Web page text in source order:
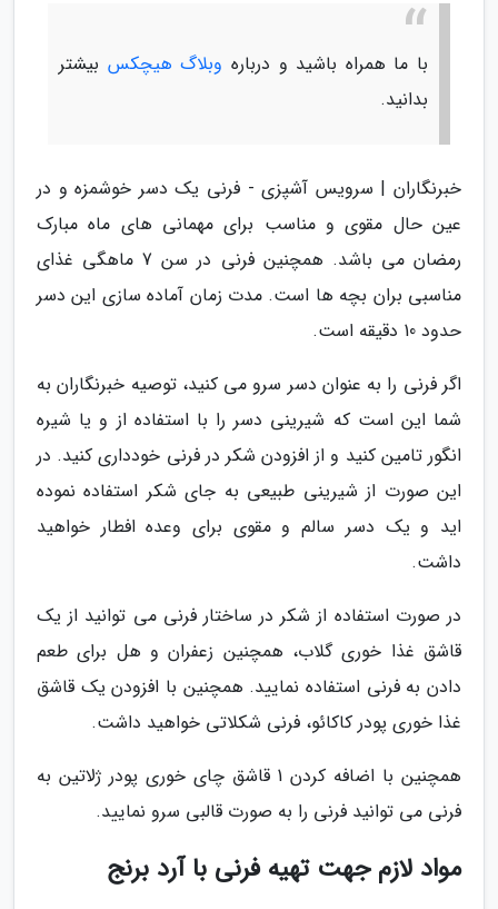
با ما همراه باشید و درباره وبلاگ هیچکس بیشتر
بدانید.
خبرنگاران | سرویس آشپزی - فرنی یک دسر خوشمزه و در
عین حال مقوی و مناسب برای مهمانی های ماه مبارک
رمضان می باشد. همچنین فرنی در سن 7 ماهگی غذای
مناسبی بران بچه ها است. مدت زمان آماده سازی این دسر
حدود 10 دقیقه است.
اگر فرنی را به عنوان دسر سرو می کنید، توصیه خبرنگاران به
شما این است که شیرینی دسر را با استفاده از و یا شیره
انگور تامین کنید و از افزودن شکر در فرنی خودداری کنید. در
این صورت از شیرینی طبیعی به جای شکر استفاده نموده
اید و یک دسر سالم و مقوی برای وعده افطار خواهید
داشت.
در صورت استفاده از شکر در ساختار فرنی می توانید از یک
قاشق غذا خوری گلاب، همچنین زعفران و هل برای طعم
دادن به فرنی استفاده نمایید. همچنین با افزودن یک قاشق
غذا خوری پودر کاکائو، فرنی شکلاتی خواهید داشت.
همچنین با اضافه کردن 1 قاشق چای خوری پودر ژلاتین به
فرنی می توانید فرنی را به صورت قالبی سرو نمایید.
مواد لازم جهت تهیه فرنی با آرد برنج